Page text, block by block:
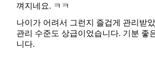
껴지네요. ㅋㅋ
나이가 어려서 그런지 즐겁게 관리받
관리 수준도 상급이었습니다. 기분 좋
니다.